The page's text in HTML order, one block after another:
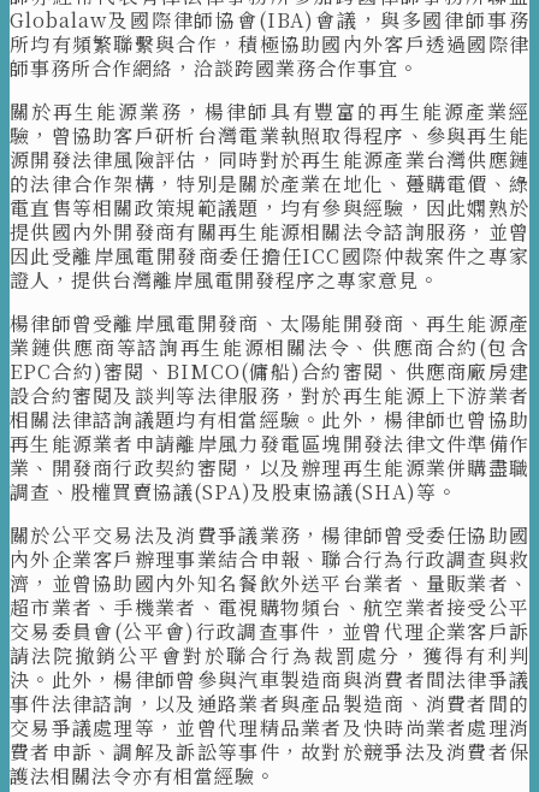
Globalaw及國際律師協會(IBA)會議，與多國律師事務
所均有頻繁聯繫與合作，積極協助國內外客戶透過國際律
師事務所合作網絡，洽談跨國業務合作事宜。
關於再生能源業務，楊律師具有豐富的再生能源產業經
驗，曾協助客戶研析台灣電業執照取得程序、參與再生能
源開發法律風險評估，同時對於再生能源產業台灣供應鏈
的法律合作架構，特別是關於產業在地化、躉購電價、綠
電直售等相關政策規範議題，均有參與經驗，因此嫻熟於
提供國內外開發商有關再生能源相關法令諮詢服務，並曾
因此受離岸風電開發商委任擔任ICC國際仲裁案件之專家
證人，提供台灣離岸風電開發程序之專家意見。
楊律師曾受離岸風電開發商、太陽能開發商、再生能源產
業鏈供應商等諮詢再生能源相關法令、供應商合約(包含
EPC合約)審閱、BIMCO(傭船)合約審閱、供應商廠房建
設合約審閱及談判等法律服務，對於再生能源上下游業者
相關法律諮詢議題均有相當經驗。此外，楊律師也曾協助
再生能源業者申請離岸風力發電區塊開發法律文件準備作
業、開發商行政契約審閱，以及辦理再生能源業併購盡職
調查、股權買賣協議(SPA)及股東協議(SHA)等。
關於公平交易法及消費爭議業務，楊律師曾受委任協助國
內外企業客戶辦理事業結合申報、聯合行為行政調查與救
濟，並曾協助國內外知名餐飲外送平台業者、量販業者、
超市業者、手機業者、電視購物頻台、航空業者接受公平
交易委員會(公平會)行政調查事件，並曾代理企業客戶訴
請法院撤銷公平會對於聯合行為裁罰處分，獲得有利判
決。此外，楊律師曾參與汽車製造商與消費者間法律爭議
事件法律諮詢，以及通路業者與產品製造商、消費者間的
交易爭議處理等，並曾代理精品業者及快時尚業者處理消
費者申訴、調解及訴訟等事件，故對於競爭法及消費者保
護法相關法令亦有相當經驗。